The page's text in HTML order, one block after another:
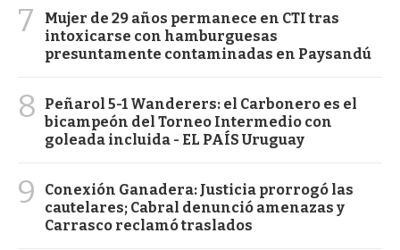
7
Mujer de 29 años permanece en CTI tras
intoxicarse con hamburguesas
presuntamente contaminadas en Paysandú
8
Peñarol 5-1 Wanderers: el Carbonero es el
bicampeón del Torneo Intermedio con
goleada incluida - EL PAÍS Uruguay
9
Conexión Ganadera: Justicia prorrogó las
cautelares; Cabral denunció amenazas y
Carrasco reclamó traslados